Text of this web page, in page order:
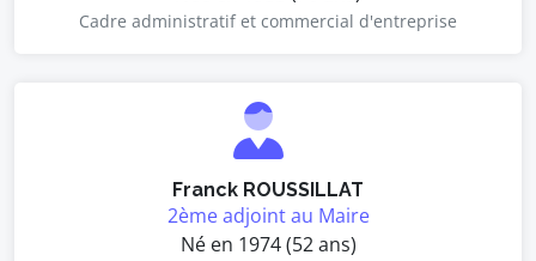
Cadre administratif et commercial d'entreprise
Franck ROUSSILLAT
2ème adjoint au Maire
Né en 1974 (52 ans)